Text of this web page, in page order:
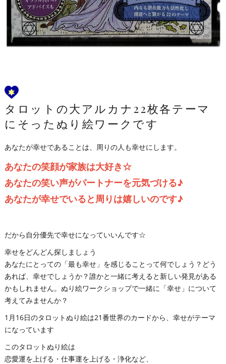
タロットの大アルカナ22枚各テーマ
にそったぬり絵ワークです
あなたが幸せであることは、周りの人も幸せにします。
あなたの笑顔が家族は大好き☆
あなたの笑い声がパートナーを元気づける♪
あなたが幸せでいると周りは嬉しいのです♪
だから自分優先で幸せになっていいんです☆
幸せをどんどん探しましょう
あなたにとっての「最も幸せ」を感じることって何でしょう？どう
あれば、幸せでしょうか？誰かと一緒に考えると新しい発見がある
かもしれません。ぬり絵ワークショップで一緒に「幸せ」について
考えてみませんか？
1月16日のタロットぬり絵は21番世界のカードから、幸せがテーマ
になっています
このタロットぬり絵は
恋愛運を上げる・仕事運を上げる・浄化など、